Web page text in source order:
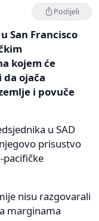
Podijeli
San Francisco
kojem će
ojača
i povuče
u SAD
prisustvo
nisu razgovarali
marginama